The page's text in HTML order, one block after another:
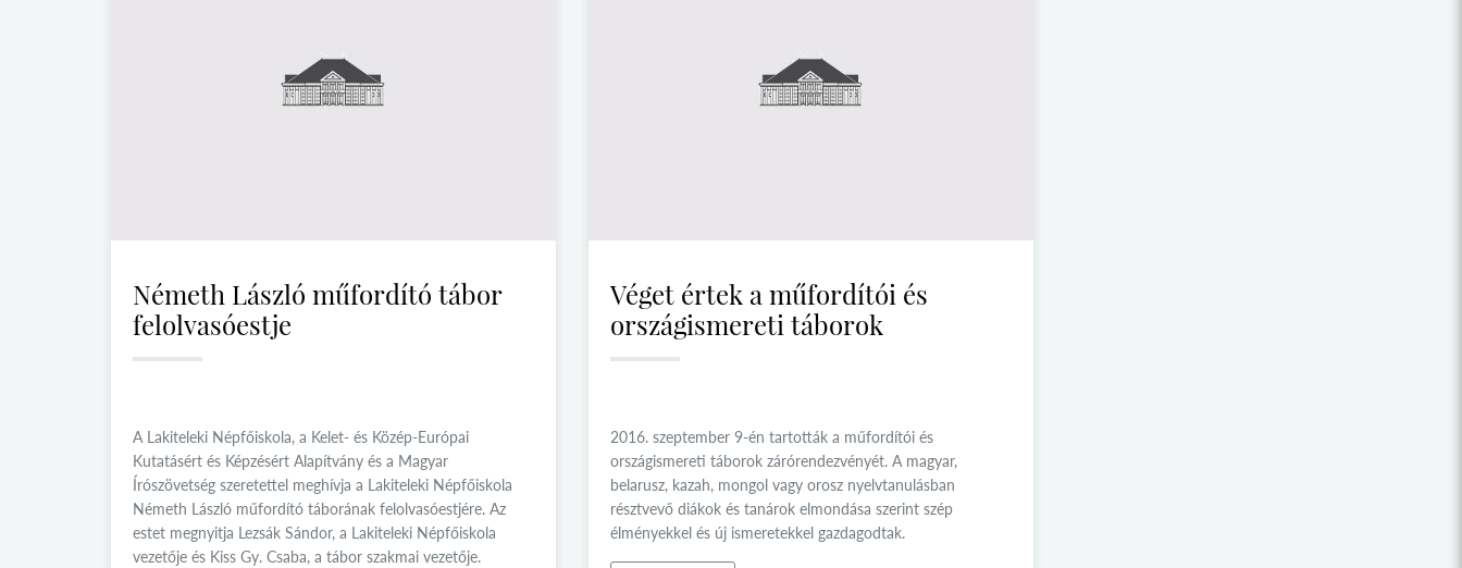
Németh László műfordító tábor
felolvasóestje
A Lakiteleki Népfőiskola, a Kelet- és Közép-Európai
Kutatásért és Képzésért Alapítvány és a Magyar
Írószövetség szeretettel meghívja a Lakiteleki Népfőiskola
Németh László műfordító táborának felolvasóestjére. Az
estet megnyitja Lezsák Sándor, a Lakiteleki Népfőiskola
vezetője és Kiss Gy. Csaba, a tábor szakmai vezetője.
Véget értek a műfordítói és
országismereti táborok
2016. szeptember 9-én tartották a műfordítói és
országismereti táborok zárórendezvényét. A magyar,
belarusz, kazah, mongol vagy orosz nyelvtanulásban
résztvevő diákok és tanárok elmondása szerint szép
élményekkel és új ismeretekkel gazdagodtak.